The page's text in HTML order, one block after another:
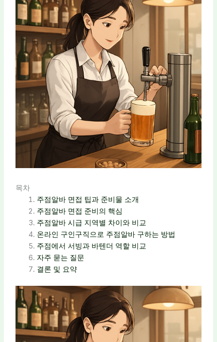
목차
주점알바 면접 팁과 준비물 소개
주점알바 면접 준비의 핵심
주점알바 시급 지역별 차이와 비교
온라인 구인구직으로 주점알바 구하는 방법
주점에서 서빙과 바텐더 역할 비교
자주 묻는 질문
결론 및 요약